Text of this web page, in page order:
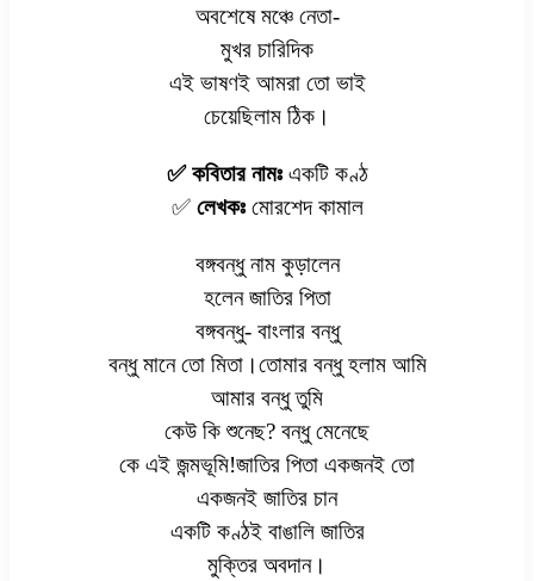
অবশেষে মঞ্চে নেতা-
মুখর চারিদিক
এই ভাষণই আমরা তো ভাই
চেয়েছিলাম ঠিক।
✅ কবিতার নামঃএকটি কণ্ঠ
✅ লেখকঃমোরশেদ কামাল
বঙ্গবন্ধু নাম কুড়ালেন
হলেন জাতির পিতা
বঙ্গবন্ধু- বাংলার বন্ধু
বন্ধু মানে তো মিতা।তোমার বন্ধু হলাম আমি
আমার বন্ধু তুমি
কেউ কি শুনেছ? বন্ধু মেনেছে
কে এই জন্মভূমি!জাতির পিতা একজনই তো
একজনই জাতির চান
একটি কণ্ঠই বাঙালি জাতির
মুক্তির অবদান।